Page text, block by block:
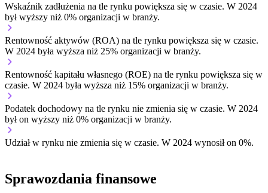
Wskaźnik zadłużenia na tle rynku powiększa się w czasie. W 2024
był wyższy niż 0% organizacji w branży.
Rentowność aktywów (ROA) na tle rynku powiększa się w czasie.
W 2024 była wyższa niż 25% organizacji w branży.
Rentowność kapitału własnego (ROE) na tle rynku powiększa się w
czasie. W 2024 była wyższa niż 15% organizacji w branży.
Podatek dochodowy na tle rynku nie zmienia się w czasie. W 2024
był on wyższy niż 0% organizacji w branży.
Udział w rynku nie zmienia się w czasie. W 2024 wynosił on 0%.
Sprawozdania finansowe